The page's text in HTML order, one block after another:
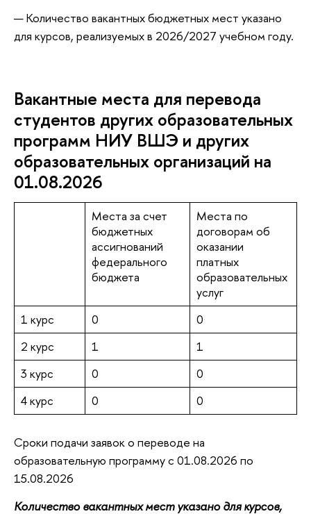
Количество вакантных бюджетных мест указано
для курсов, реализуемых в 2026/2027 учебном году.
Вакантные места для перевода
студентов других образовательных
программ НИУ ВШЭ и других
образовательных организаций на
01.08.2026
Места за счет
бюджетных
ассигнований
федерального
бюджета
Места по
договорам об
оказании
платных
образовательных
услуг
1 курс
0
0
2 курс
1
1
3 курс
0
0
4 курс
0 0
Сроки подачи заявок о переводе на
образовательную программу с 01.08.2026 по
15.08.2026
Количество вакантных мест указано для курсов,